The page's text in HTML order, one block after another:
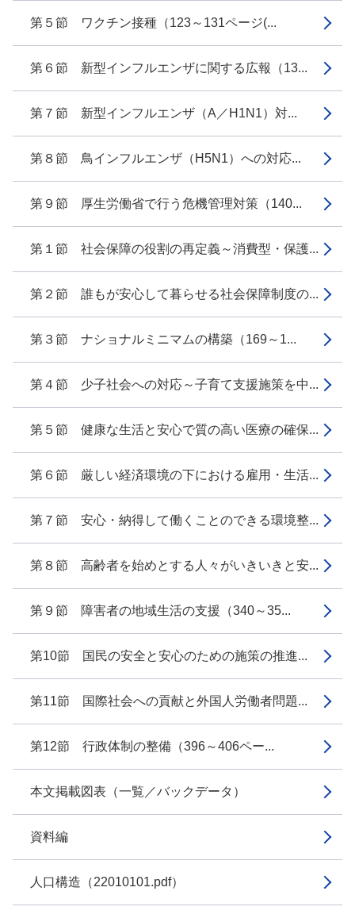
第５節 ワクチン接種（123～131ページ(...
第６節 新型インフルエンザに関する広報（13...
第７節 新型インフルエンザ（A／H1N1）対...
第８節 鳥インフルエンザ（H5N1）への対応...
第９節 厚生労働省で行う危機管理対策（140...
第１節 社会保障の役割の再定義～消費型・保護...
第２節 誰もが安心して暮らせる社会保障制度の...
第３節 ナショナルミニマムの構築（169～1...
第４節 少子社会への対応～子育て支援施策を中...
第５節 健康な生活と安心で質の高い医療の確保...
第６節 厳しい経済環境の下における雇用・生活...
第７節 安心・納得して働くことのできる環境整...
第８節 高齢者を始めとする人々がいきいきと安...
第９節 障害者の地域生活の支援（340～35...
第10節 国民の安全と安心のための施策の推進...
第11節 国際社会への貢献と外国人労働者問題...
第12節 行政体制の整備（396～406ペー...
本文掲載図表（一覧／バックデータ）
資料編
人口構造（22010101.pdf）